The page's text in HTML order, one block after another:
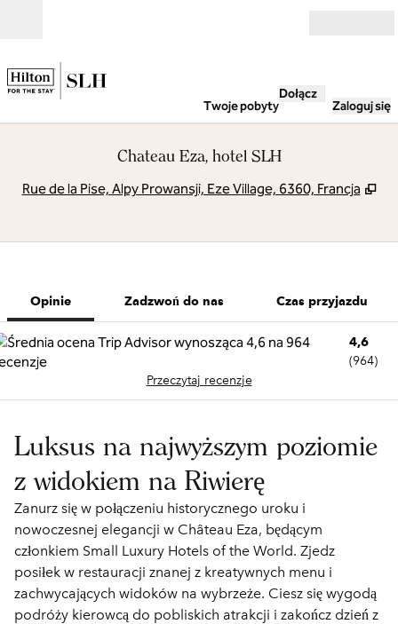
Twoje pobyty
Dołącz
Zaloguj się
Chateau Eza, hotel SLH
Rue de la Pise, Alpy Prowansji, Eze Village, 6360, Francja ,
Opinie Zadzwoń do nas Czas przyjazdu
4,6
(964)
Przeczytaj recenzje
Luksus na najwyższym poziomie
z widokiem na Riwierę
Zanurz się w połączeniu historycznego uroku i
nowoczesnej elegancji w Château Eza, będącym
członkiem Small Luxury Hotels of the World. Zjedz
posiłek w restauracji znanej z kreatywnych menu i
zachwycających widoków na wybrzeże. Ciesz się wygodą
podróży kierowcą do pobliskich atrakcji i zakończ dzień z